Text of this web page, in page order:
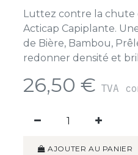
Luttez contre la chute
Acticap Capiplante.
de Bière, Bambou,
redonner densité et
26,50 € TVA
AJOUTER AU PANIER